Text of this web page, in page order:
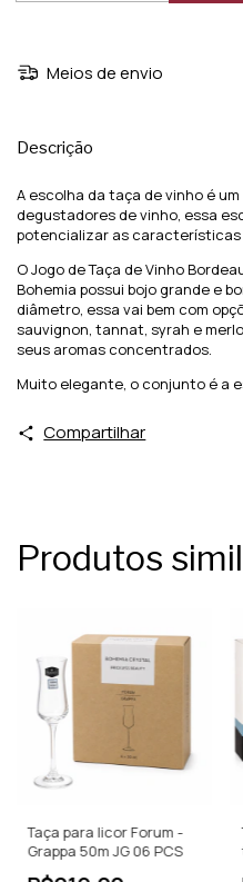
Meios de envio
Descrição
A escolha da taça de vinho é
degustadores de vinho, essa
potencializar as características
O Jogo de Taça de Vinho
Bohemia possui bojo grande e
diâmetro, essa vai bem com
sauvignon, tannat, syrah e
seus aromas concentrados.
Muito elegante, o conjunto é a
Compartilhar
Produtos
Taça para licor Forum -
Grappa 50m JG 06 PCS